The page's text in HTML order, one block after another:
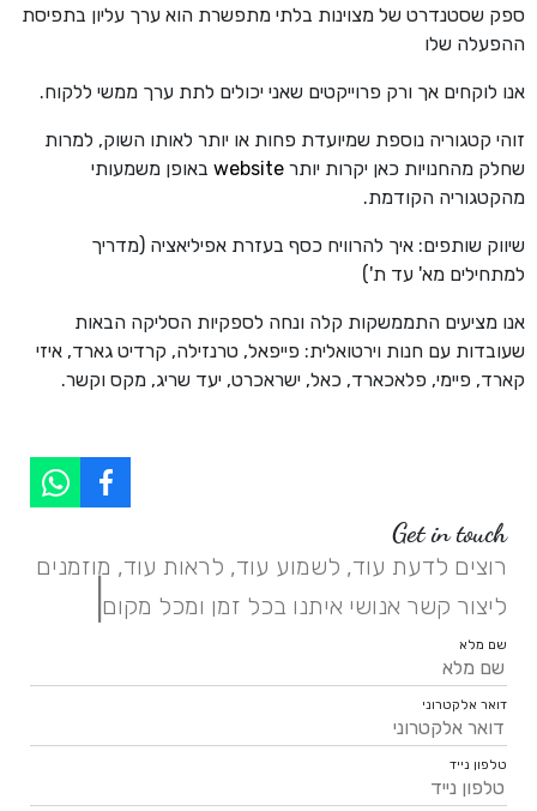
ספק שסטנדרט של מצוינות בלתי מתפשרת הוא ערך עליון בתפיסת
ההפעלה שלו
אנו לוקחים אך ורק פרוייקטים שאני יכולים לתת ערך ממשי ללקוח.
זוהי קטגוריה נוספת שמיועדת פחות או יותר לאותו השוק, למרות
שחלק מהחנויות כאן יקרות יותר website באופן משמעותי
מהקטגוריה הקודמת.
שיווק שותפים: איך להרוויח כסף בעזרת אפיליאציה (מדריך
למתחילים מא' עד ת')
אנו מציעים התממשקות קלה ונחה לספקיות הסליקה הבאות
שעובדות עם חנות וירטואלית: פייפאל, טרנזילה, קרדיט גארד, איזי
קארד, פיימי, פלאכארד, כאל, ישראכרט, יעד שריג, מקס וקשר.
Get in touch
רוצים לדעת עוד, לשמוע עוד, לראות עוד, מוזמנים
ליצור קשר אנושי איתנו בכל זמן ומכל מקום.
|
שם מלא
דואר אלקטרוני
טלפון נייד